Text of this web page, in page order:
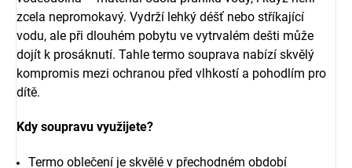
zcela nepromokavý. Vydrží lehký déšť nebo stříkající
vodu, ale při dlouhém pobytu ve vytrvalém dešti může
dojít k prosáknutí. Tahle termo souprava nabízí skvělý
kompromis mezi ochranou před vlhkostí a pohodlím pro
dítě.
Kdy soupravu využijete?
Termo oblečení je skvělé v přechodném období